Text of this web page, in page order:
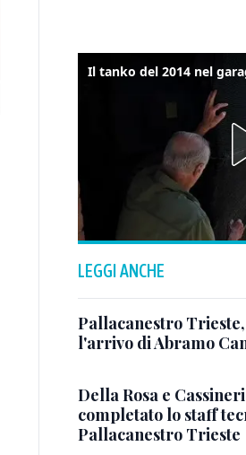
LEGGI ANCHE
Pallacanestro
l'arrivo di Abramo
Della Rosa e
completato lo staff
Pallacanestro Trieste